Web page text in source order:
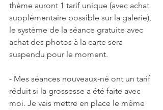
thème auront 1 tarif unique (avec achat
supplémentaire possible sur la galerie),
le système de la séance gratuite avec
achat des photos à la carte sera
suspendu pour le moment.
- Mes séances nouveaux-né ont un tarif
réduit si la grossesse a été faite avec
moi. Je vais mettre en place le même